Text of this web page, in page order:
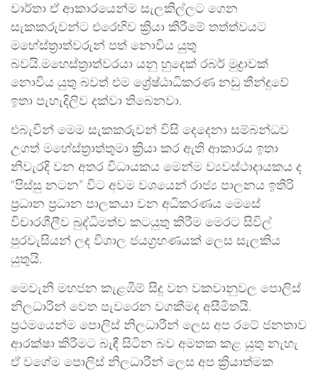
වාර්තා ඒ ආකාරයෙන්ම සැලකිල්ලට ගෙන
සැකකරුවන්ට එරෙහිව ක්‍රියා කිරීමේ තත්ත්වයට
මහේස්ත්‍රාත්වරුන් පත් නොවිය යුතු
බවයි.මහෙස්ත්‍රාත්වරයා යනු හුදෙක් රබර් මුද්‍රාවක්
නොවිය යුතු බවත් එම ශ්‍රේෂ්ඨාධිකරණ නඩු තීන්දුවේ
ඉතා පැහැදිලිව දක්වා තිබෙනවා.
එබැවින් මෙම සැකකරුවන් විසි දෙදෙනා සම්බන්ධව
උගත් මහේස්ත්‍රාත්තුමා ක්‍රියා කර ඇති ආකාරය ඉතා
නිවැරදි වන අතර විධායකය මෙන්ම ව්‍යවස්ථාදායකය ද
“පිස්සු නටන” විට අවම වශයෙන් රාජ්‍ය පාලනය ඉතිරි
ප්‍රධාන ප්‍රධාන පාලකයා වන අධිකරණය මෙසේ
විචාරශීලීව බුද්ධිමත්ව කටයුතු කිරීම මෙරට සිවිල්
පුරවැසියන් ලද විශාල ජයග්‍රහණයක් ලෙස සැලකිය
යුතුයි.
මෙවැනි මහජන කැළඹීම් සිදු වන වකවානුවල පොලිස්
නිලධාරින් වෙත පැවරෙන වගකීමද අසීමිතයි.
ප්‍රථමයෙන්ම පොලිස් නිලධාරීන් ලෙස අප රටේ ජනතාව
ආරක්ෂා කිරීමට බැඳී සිටින බව අමතක කළ යුතු නැහැ
ඒ වගේම පොලිස් නිලධාරීන් ලෙස අප ක්‍රියාත්මක